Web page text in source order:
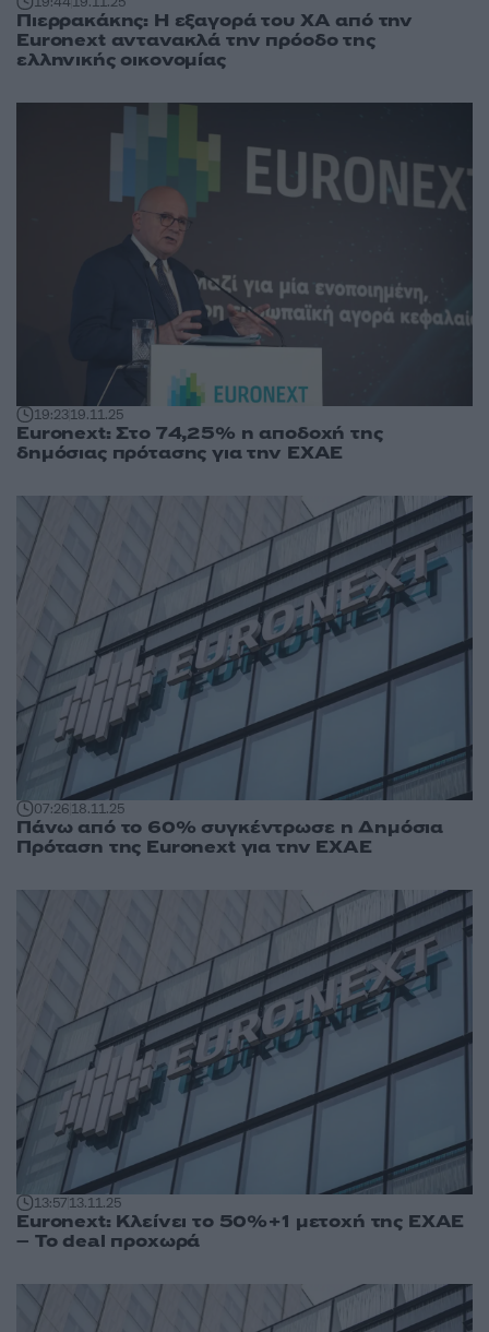
Πιερρακάκης: Η εξαγορά του ΧΑ από την
Euronext αντανακλά την πρόοδο της
ελληνικής οικονομίας
19:2319.11.25
Euronext: Στο 74,25% η αποδοχή της
δημόσιας πρότασης για την ΕΧΑΕ
07:2618.11.25
Πάνω από το 60% συγκέντρωσε η Δημόσια
Πρόταση της Euronext για την ΕΧΑΕ
13:5713.11.25
Euronext: Κλείνει το 50%+1 μετοχή της ΕΧΑΕ
– Το deal προχωρά